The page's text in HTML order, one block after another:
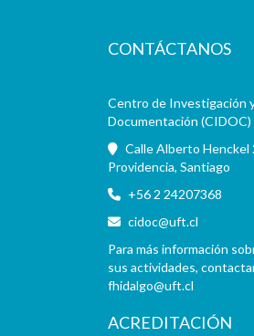
CONTÁCTANOS
Centro de Investigación
Documentación (CIDOC)
Calle Alberto Henckel
Providencia, Santiago
+56 2 24207368
cidoc@uft.cl
Para más información
sus actividades,
fhidalgo@uft.cl
ACREDITACIÓN